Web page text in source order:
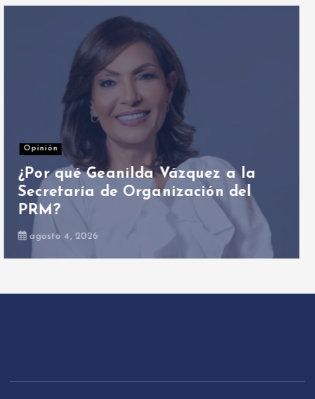
Presidente Abinader participa en
primer Foro Meta RD 2036 con
miras a impulsar el crecimiento
económico
agosto 6, 2026